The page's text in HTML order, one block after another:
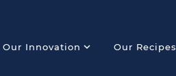
Our Innovation expand_more Our Recipes